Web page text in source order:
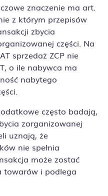
znaczenie ma art.
z którym przepisów
zbycia
części. Na
sprzedaż ZCP nie
o ile nabywca ma
nabytego
często badają,
zorganizowanej
uznają, że
nie spełnia
może zostać
i podlega